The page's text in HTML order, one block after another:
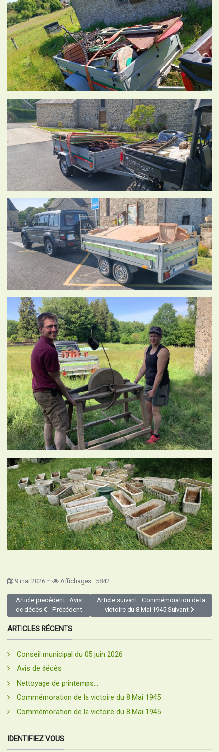
9 mai 2026 Affichages : 5842
Article précédent : Avis
de décès
Précédent
Article suivant : Commémoration de la
victoire du 8 Mai 1945 Suivant
ARTICLES RÉCENTS
Conseil municipal du 05 juin 2026
Avis de décès
Nettoyage de printemps...
Commémoration de la victoire du 8 Mai 1945
Commémoration de la victoire du 8 Mai 1945
IDENTIFIEZ VOUS